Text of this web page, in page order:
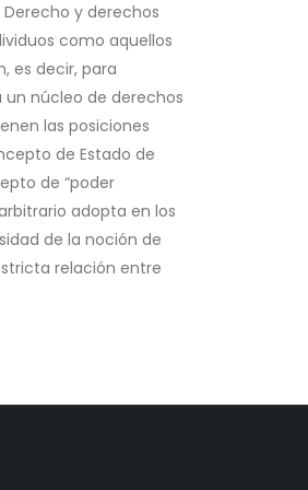
y derechos
como aquellos
es decir, para
núcleo de derechos
las posiciones
de Estado de
de “poder
adopta en los
de la noción de
relación entre